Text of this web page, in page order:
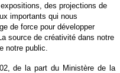
des projections de
importants qui nous
de force pour développer
source de créativité dans notre
notre public.
de la part du Ministère de la